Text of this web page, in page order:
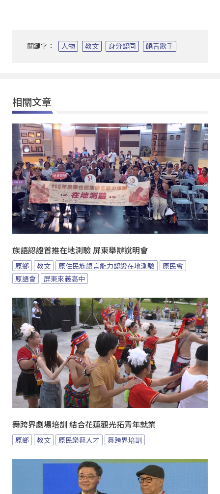
關鍵字： 人物 教文 身分認同 饒舌歌手
相關文章
族語認證首推在地測驗 屏東舉辦說明會
原鄉 教文 原住民族語言能力認證在地測驗
原民會
原語會
屏東來義高中
舞跨界劇場培訓 結合花蓮觀光拓青年就業
原鄉 教文 原民樂舞人才 舞跨界培訓